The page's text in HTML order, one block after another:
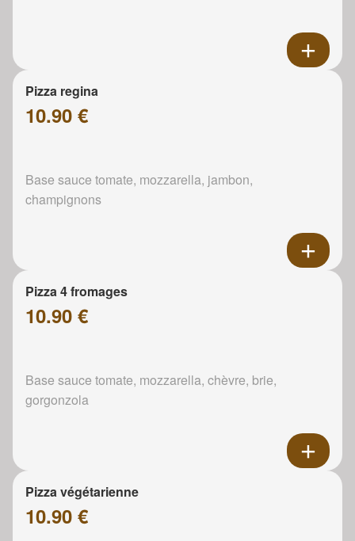
Pizza regina
10.90 €
Base sauce tomate, mozzarella, jambon,
champignons
Pizza 4 fromages
10.90 €
Base sauce tomate, mozzarella, chèvre, brie,
gorgonzola
Pizza végétarienne
10.90 €